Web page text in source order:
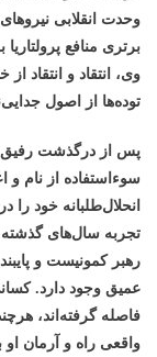
وحدت انقلابی
برتری منافع
وی، انتقاد و انتقاد
توده‌ها از اصول
پس از درگذشت رفیق
سوءاستفاده از نام و
انحلال‌طلبانه خود
تجربه سال‌های گذشته
رهبر کمونیست و
عمیق وجود دارد.
فاصله گرفته‌اند،
واقعی راه و آرمان او